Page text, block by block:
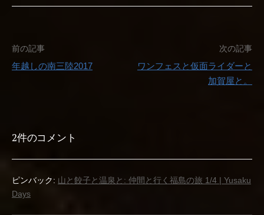
投
ビ
ゲ
ー
シ
前の記事
年越しの南三陸2017
次の記事
ワンフェスと仮面ライダーと
加賀屋と。
2件のコメント
ピンバック: 山と餃子と温泉と: 仲間と行く福島の旅 1/4 | Yusaku
Days